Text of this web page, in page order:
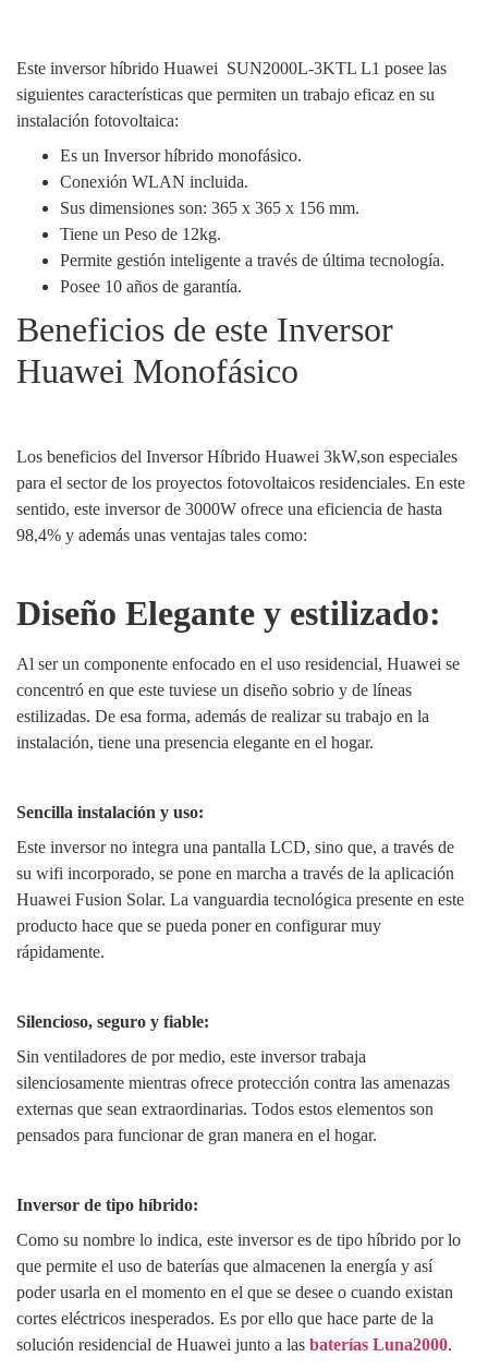
Este inversor híbrido Huawei SUN2000L-3KTL L1 posee las
siguientes características que permiten un trabajo eficaz en su
instalación fotovoltaica:
Es un Inversor híbrido monofásico.
Conexión WLAN incluida.
Sus dimensiones son: 365 x 365 x 156 mm.
Tiene un Peso de 12kg.
Permite gestión inteligente a través de última tecnología.
Posee 10 años de garantía.
Beneficios de este Inversor
Huawei Monofásico
Los beneficios del Inversor Híbrido Huawei 3kW,son especiales
para el sector de los proyectos fotovoltaicos residenciales. En este
sentido, este inversor de 3000W ofrece una eficiencia de hasta
98,4% y además unas ventajas tales como:
Diseño Elegante y estilizado:
Al ser un componente enfocado en el uso residencial, Huawei se
concentró en que este tuviese un diseño sobrio y de líneas
estilizadas. De esa forma, además de realizar su trabajo en la
instalación, tiene una presencia elegante en el hogar.
Sencilla instalación y uso:
Este inversor no integra una pantalla LCD, sino que, a través de
su wifi incorporado, se pone en marcha a través de la aplicación
Huawei Fusion Solar. La vanguardia tecnológica presente en este
producto hace que se pueda poner en configurar muy
rápidamente.
Silencioso, seguro y fiable:
Sin ventiladores de por medio, este inversor trabaja
silenciosamente mientras ofrece protección contra las amenazas
externas que sean extraordinarias. Todos estos elementos son
pensados para funcionar de gran manera en el hogar.
Inversor de tipo híbrido:
Como su nombre lo indica, este inversor es de tipo híbrido por lo
que permite el uso de baterías que almacenen la energía y así
poder usarla en el momento en el que se desee o cuando existan
cortes eléctricos inesperados. Es por ello que hace parte de la
solución residencial de Huawei junto a las baterías Luna2000.